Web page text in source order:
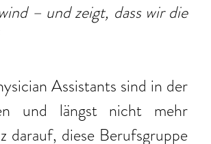
– und zeigt, dass wir die
Assistants sind in der
und längst nicht mehr
darauf, diese Berufsgruppe